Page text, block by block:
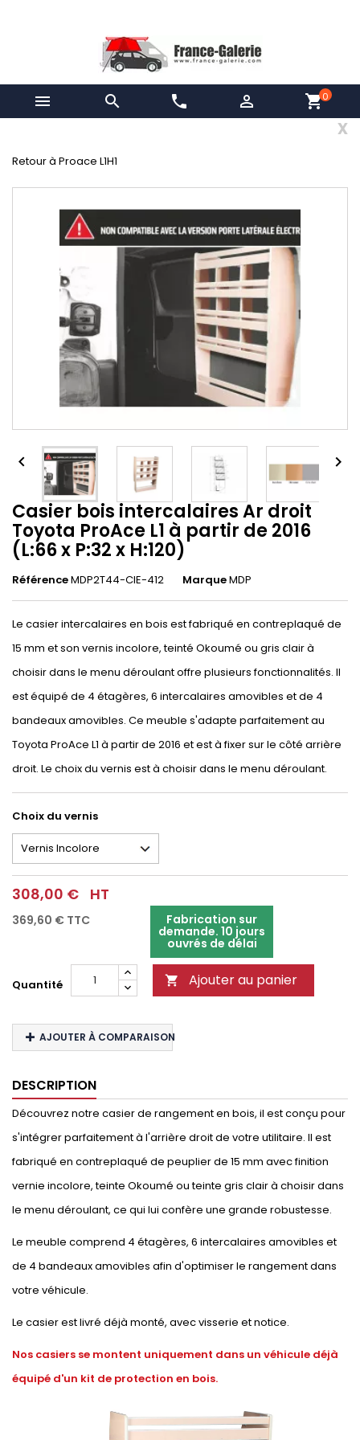
  phone  shopping_cart0
x
Retour à Proace L1H1
 
Casier bois intercalaires Ar droit
Toyota ProAce L1 à partir de 2016
(L:66 x P:32 x H:120)
RéférenceMDP2T44-CIE-412 MarqueMDP
Le casier intercalaires en bois est fabriqué en contreplaqué de
15 mm et son vernis incolore, teinté Okoumé ou gris clair à
choisir dans le menu déroulant offre plusieurs fonctionnalités. Il
est équipé de 4 étagères, 6 intercalaires amovibles et de 4
bandeaux amovibles. Ce meuble s'adapte parfaitement au
Toyota ProAce L1 à partir de 2016 et est à fixer sur le côté arrière
droit. Le choix du vernis est à choisir dans le menu déroulant.
Choix du vernis
308,00 € HT
369,60 € TTC Fabrication sur
demande. 10 jours
ouvrés de délai
Quantité  Ajouter au panier
AJOUTER À COMPARAISON
DESCRIPTION
Découvrez notre casier de rangement en bois, il est conçu pour
s'intégrer parfaitement à l'arrière droit de votre utilitaire. Il est
fabriqué en contreplaqué de peuplier de 15 mm avec finition
vernie incolore, teinte Okoumé ou teinte gris clair à choisir dans
le menu déroulant, ce qui lui confère une grande robustesse.
Le meuble comprend 4 étagères, 6 intercalaires amovibles et
de 4 bandeaux amovibles afin d'optimiser le rangement dans
votre véhicule.
Le casier est livré déjà monté, avec visserie et notice.
Nos casiers se montent uniquement dans un véhicule déjà
équipé d'un kit de protection en bois.